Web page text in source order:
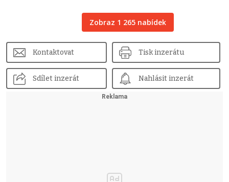
Zobraz 1 265 nabídek
Kontaktovat Tisk inzerátu
Sdílet inzerát Nahlásit inzerát